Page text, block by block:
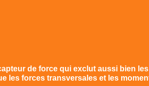
de force qui exclut aussi bien
les forces transversales et les